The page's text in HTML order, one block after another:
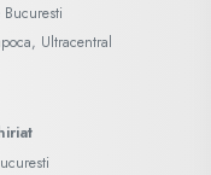
Ultracentral